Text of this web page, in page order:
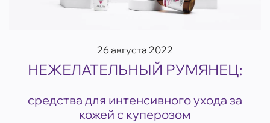
26 августа 2022
НЕЖЕЛАТЕЛЬНЫЙ РУМЯНЕЦ:
средства для интенсивного ухода за
кожей с куперозом